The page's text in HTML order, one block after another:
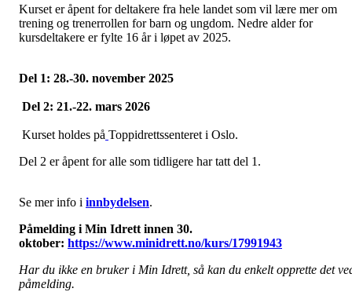
Kurset er åpent for deltakere fra hele landet som vil lære mer om
trening og trenerrollen for barn og ungdom. Nedre alder for
kursdeltakere er fylte 16 år i løpet av 2025.
Del 1: 28.-30. november 2025
Del 2: 21.-22. mars 2026
Kurset holdes på Toppidrettssenteret i Oslo.
Del 2 er åpent for alle som tidligere har tatt del 1.
Se mer info i innbydelsen.
Påmelding i Min Idrett innen 30.
oktober: https://www.minidrett.no/kurs/17991943
Har du ikke en bruker i Min Idrett, så kan du enkelt opprette det
påmelding.